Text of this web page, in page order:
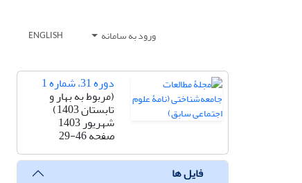
ورود به سامانه ENGLISH
دوره 31، شماره 1
(مربوط به بهار و
تابستان 1403)
شهریور 1403
صفحه29-46
فایل ها